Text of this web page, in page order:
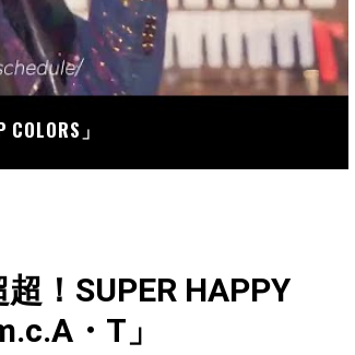
07.12
」
超！SUPER HAPPY
・T」